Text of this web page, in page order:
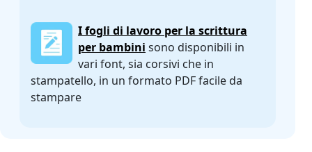
I fogli di lavoro per la scrittura
per bambini sono disponibili in
vari font, sia corsivi che in
stampatello, in un formato PDF facile da
stampare